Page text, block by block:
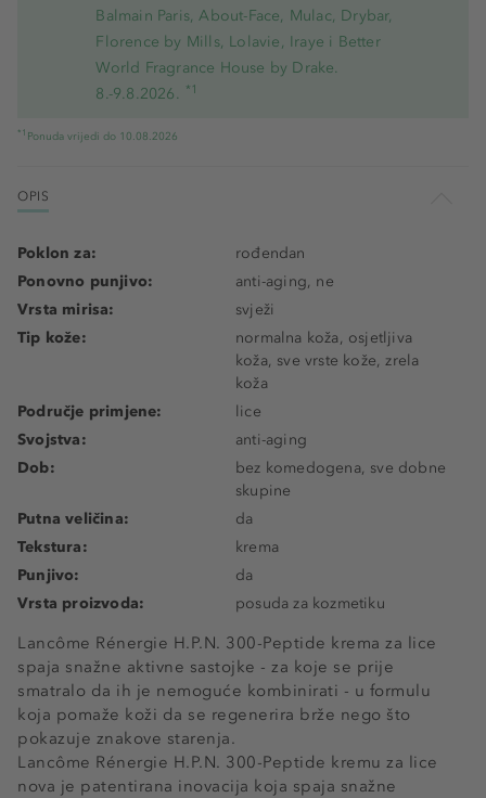
Balmain Paris, About-Face, Mulac, Drybar,
Florence by Mills, Lolavie, Iraye i Better
World Fragrance House by Drake.
8.-9.8.2026. *1
*1 Ponuda vrijedi do 10.08.2026
OPIS
Lancôme Rénergie H.P.N. 300-Peptide krema za lice
spaja snažne aktivne sastojke - za koje se prije
smatralo da ih je nemoguće kombinirati - u formulu
koja pomaže koži da se regenerira brže nego što
pokazuje znakove starenja.
Lancôme Rénergie H.P.N. 300-Peptide kremu za lice
nova je patentirana inovacija koja spaja snažne
Poklon za:
rođendan
Ponovno punjivo:
anti-aging, ne
Vrsta mirisa:
svježi
Tip kože:
normalna koža, osjetljiva
koža, sve vrste kože, zrela
koža
Područje primjene:
lice
Svojstva:
anti-aging
Dob:
bez komedogena, sve dobne
skupine
Putna veličina:
da
Tekstura:
krema
Punjivo:
da
Vrsta proizvoda:
posuda za kozmetiku